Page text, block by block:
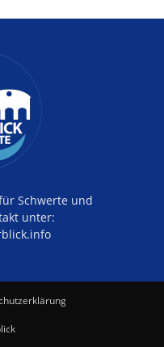
Schwerte und
unter: